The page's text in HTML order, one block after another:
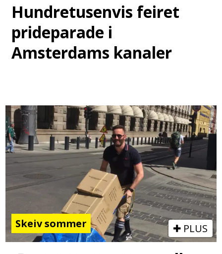
Hundretusenvis feiret
prideparade i
Amsterdams kanaler
Skeiv sommer PLUS